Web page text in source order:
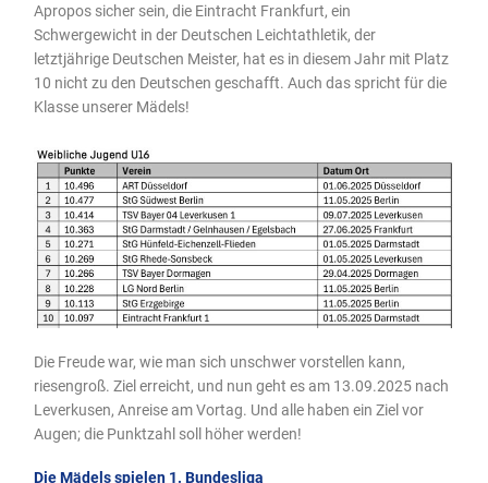
Apropos sicher sein, die Eintracht Frankfurt, ein
Schwergewicht in der Deutschen Leichtathletik, der
letztjährige Deutschen Meister, hat es in diesem Jahr mit Platz
10 nicht zu den Deutschen geschafft. Auch das spricht für die
Klasse unserer Mädels!
Die Freude war, wie man sich unschwer vorstellen kann,
riesengroß. Ziel erreicht, und nun geht es am 13.09.2025 nach
Leverkusen, Anreise am Vortag. Und alle haben ein Ziel vor
Augen; die Punktzahl soll höher werden!
Die Mädels spielen 1. Bundesliga